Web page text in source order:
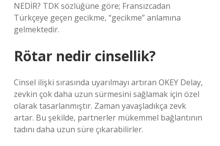
NEDİR? TDK sözlüğüne göre; Fransızcadan
Türkçeye geçen gecikme, “gecikme” anlamına
gelmektedir.
Rötar nedir cinsellik?
Cinsel ilişki sırasında uyarılmayı artıran OKEY Delay,
zevkin çok daha uzun sürmesini sağlamak için özel
olarak tasarlanmıştır. Zaman yavaşladıkça zevk
artar. Bu şekilde, partnerler mükemmel bağlantının
tadını daha uzun süre çıkarabilirler.